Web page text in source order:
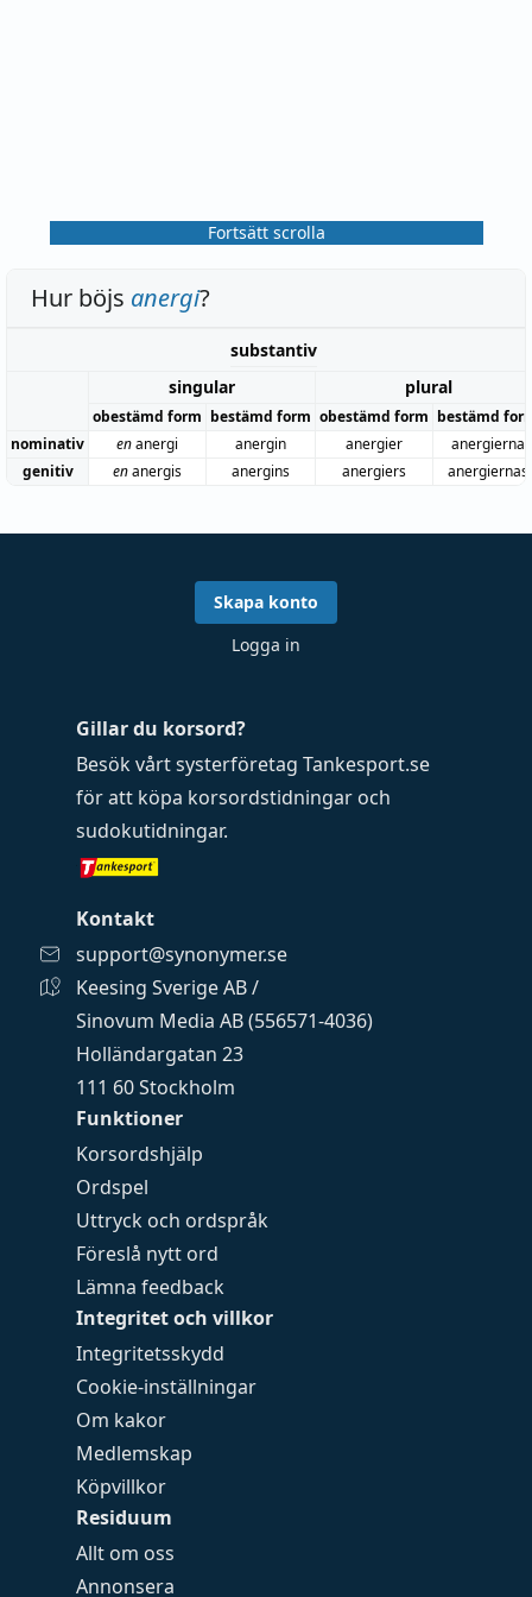
Fortsätt scrolla
Hur böjs anergi?
substantiv
singular
plural
obestämd form bestämd form obestämd form bestämd
nominativ
enanergi anergin anergier
anergierna
genitiv
enanergis anergins anergiers anergiernas
Funktioner
Korsordshjälp
Ordspel
Uttryck och ordspråk
Föreslå nytt ord
Lämna feedback
Integritet och villkor
Integritetsskydd
Cookie-inställningar
Om kakor
Medlemskap
Köpvillkor
Residuum
Allt om oss
Annonsera
Gillar du korsord?
Besök vårt systerföretag Tankesport.se
för att köpa korsordstidningar och
sudokutidningar.
Kontakt
support@synonymer.se
Keesing Sverige AB /
Sinovum Media AB (556571-4036)
Holländargatan 23
111 60 Stockholm
Skapa konto
Logga in